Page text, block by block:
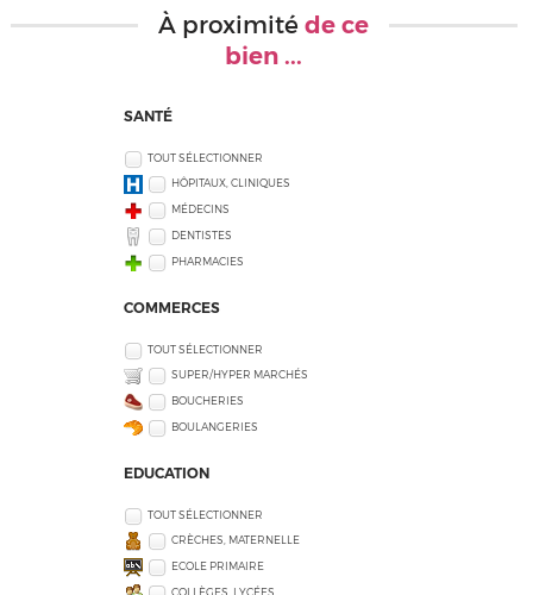
À proximitéde ce
bien ...
SANTÉ
TOUT SÉLECTIONNER
HÔPITAUX, CLINIQUES
MÉDECINS
DENTISTES
PHARMACIES
COMMERCES
TOUT SÉLECTIONNER
SUPER/HYPER MARCHÉS
BOUCHERIES
BOULANGERIES
EDUCATION
TOUT SÉLECTIONNER
CRÈCHES, MATERNELLE
ECOLE PRIMAIRE
COLLÈGES, LYCÉES